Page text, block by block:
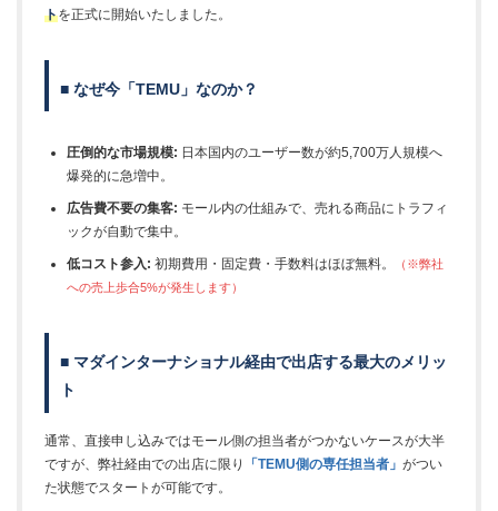
トを正式に開始いたしました。
■ なぜ今「TEMU」なのか？
圧倒的な市場規模: 日本国内のユーザー数が約5,700万人規模へ
爆発的に急増中。
広告費不要の集客: モール内の仕組みで、売れる商品にトラフィ
ックが自動で集中。
低コスト参入: 初期費用・固定費・手数料はほぼ無料。
（※弊社
への売上歩合5%が発生します）
■ マダインターナショナル経由で出店する最大のメリッ
ト
通常、直接申し込みではモール側の担当者がつかないケースが大半
ですが、弊社経由での出店に限り
「TEMU側の専任担当者」 がつい
た状態でスタートが可能です。